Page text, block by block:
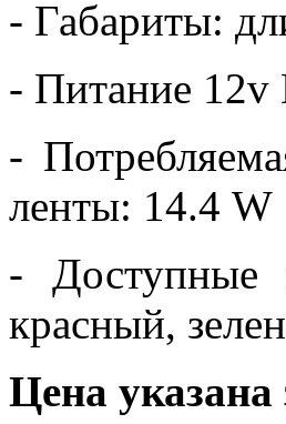
- Габариты:
- Питание 12v
-
ленты: 14.4 W
- Доступные
красный,
Цена указана